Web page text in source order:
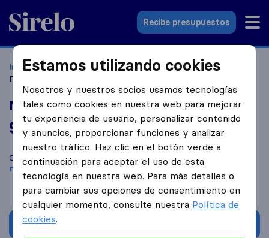
Sirelo.es
Recibe presupuestos
Inicio Empresas de mudanzas Viladecans
Mudanzas
Popeye S.L.
Mudanzas Popeye S.L.
9,6 basado en140
reseñas de Sirelo y Google
i
Compara Mudanzas Popeye S.L. con otrasempresas de
mudanzasdeViladecans
Estamos utilizando cookies
Nosotros y nuestros socios usamos tecnologías
tales como cookies en nuestra web para mejorar
tu experiencia de usuario, personalizar contenido
y anuncios, proporcionar funciones y analizar
nuestro tráfico. Haz clic en el botón verde a
continuación para aceptar el uso de esta
tecnología en nuestra web. Para más detalles o
para cambiar sus opciones de consentimiento en
cualquier momento, consulte nuestra Política de
cookies.